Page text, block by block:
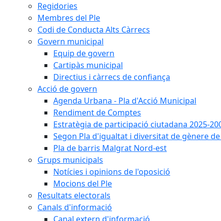
Regidories
Membres del Ple
Codi de Conducta Alts Càrrecs
Govern municipal
Equip de govern
Cartipàs municipal
Directius i càrrecs de confiança
Acció de govern
Agenda Urbana - Pla d'Acció Municipal
Rendiment de Comptes
Estratègia de participació ciutadana 2025-
Segon Pla d'igualtat i diversitat de gènere
Pla de barris Malgrat Nord-est
Grups municipals
Notícies i opinions de l'oposició
Mocions del Ple
Resultats electorals
Canals d'informació